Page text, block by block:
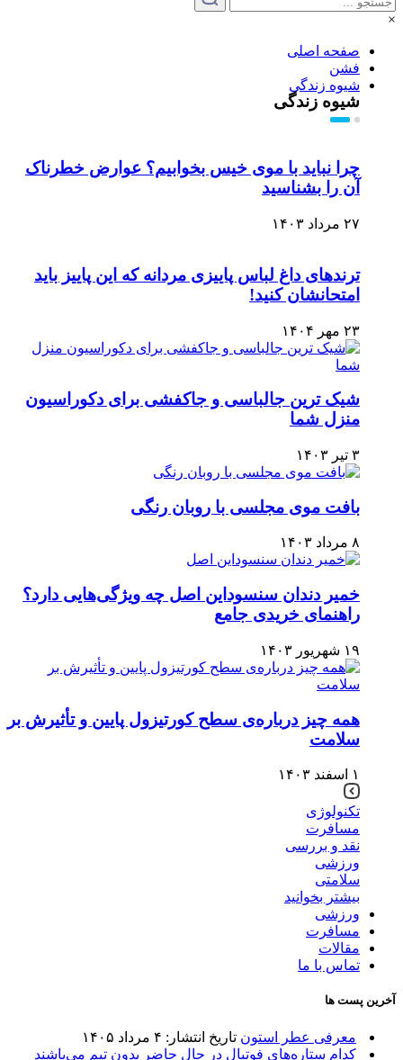
×
صفحه اصلی
فشن
شیوه زندگی
شیوه زندگی
چرا نباید با موی خیس بخوابیم؟ عوارض خطرناک
آن را بشناسید
۲۷ مرداد ۱۴۰۳
ترندهای داغ لباس پاییزی مردانه که این پاییز باید
امتحانشان کنید!
۲۳ مهر ۱۴۰۴
شیک ترین جالباسی و جاکفشی برای دکوراسیون
منزل شما
۳ تیر ۱۴۰۳
بافت موی مجلسی با روبان رنگی
۸ مرداد ۱۴۰۳
خمیر دندان سنسوداین اصل چه ویژگی‌هایی دارد؟
راهنمای خریدی جامع
۱۹ شهریور ۱۴۰۳
همه چیز درباره‌ی سطح کورتیزول پایین و تأثیرش بر
سلامت
۱ اسفند ۱۴۰۳
تکنولوژی
مسافرت
نقد و بررسی
ورزشی
سلامتی
بیشتر بخوانید
ورزشی
مسافرت
مقالات
تماس با ما
آخرین پست ها
معرفی عطر استون تاریخ انتشار: ۴ مرداد ۱۴۰۵
کدام ستاره‌های فوتبال در حال حاضر بدون تیم می‌باشند